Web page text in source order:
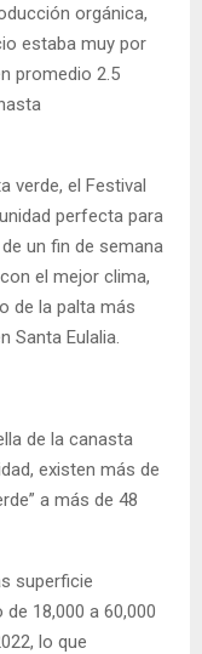
orgánica,
estaba muy por
promedio 2.5
verde, el Festival
perfecta para
un fin de semana
el mejor clima,
de la palta más
Santa Eulalia.
de la canasta
existen más de
a más de 48
superficie
18,000 a 60,000
lo que